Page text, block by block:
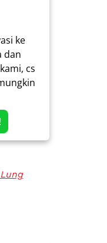
ke
dan
cs